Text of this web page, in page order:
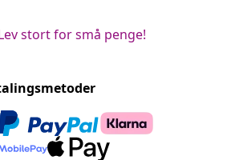
stort for små penge!